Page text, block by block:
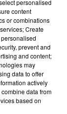
personalised
content
or combinations
Create
prevent and
and content;
may
data to offer
actively
data from
based on